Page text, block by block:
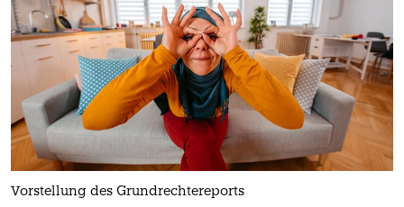
Vorstellung des Grundrechtereports